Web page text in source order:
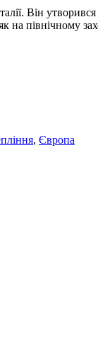
Він
на північному
, Європа